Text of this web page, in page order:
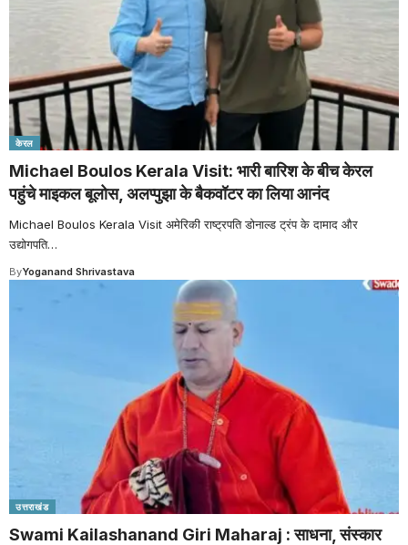
केरल
Michael Boulos Kerala Visit: भारी बारिश के बीच केरल
पहुंचे माइकल बूलोस, अलप्पुझा के बैकवॉटर का लिया आनंद
Michael Boulos Kerala Visit अमेरिकी राष्ट्रपति डोनाल्ड ट्रंप के दामाद और
उद्योगपति…
ByYoganand Shrivastava
उत्तराखंड
Swami Kailashanand Giri Maharaj : साधना, संस्कार